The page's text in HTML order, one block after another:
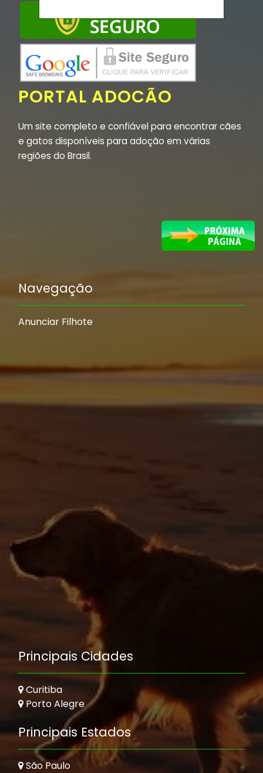
PORTAL ADOCÃO
Um site completo e confiável para encontrar cães
e gatos disponíveis para adoção em várias
regiões do Brasil.
Navegação
Anunciar Filhote
Principais Cidades
Curitiba
Porto Alegre
Principais Estados
São Paulo